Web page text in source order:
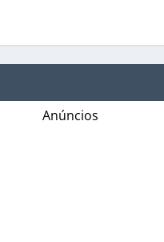
Anúncios